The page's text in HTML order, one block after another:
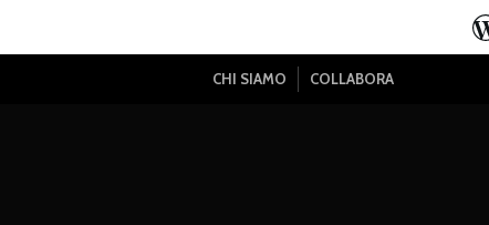
CHI SIAMO COLLABORA